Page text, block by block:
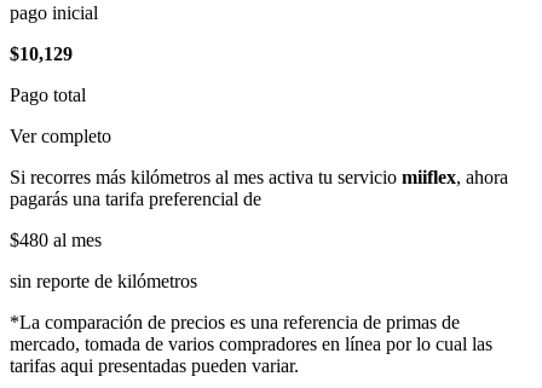
pago inicial
$10,129
Pago total
Ver completo
Si recorres más kilómetros al mes activa tu servicio miiflex, ahora
pagarás una tarifa preferencial de
$480 al mes
sin reporte de kilómetros
*La comparación de precios es una referencia de primas de
mercado, tomada de varios compradores en línea por lo cual las
tarifas aqui presentadas pueden variar.